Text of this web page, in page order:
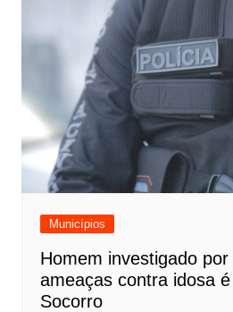
Municípios
Homem investigado
ameaças contra idosa
Socorro